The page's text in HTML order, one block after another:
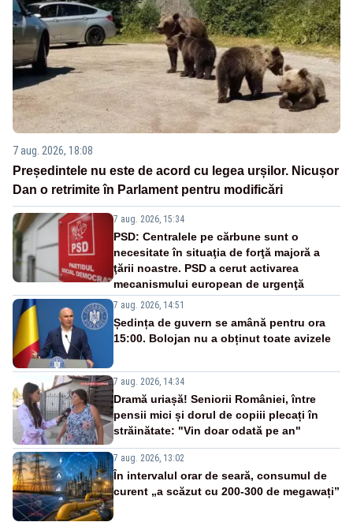
7 aug. 2026, 18:08
Președintele nu este de acord cu legea urșilor. Nicușor
Dan o retrimite în Parlament pentru modificări
7 aug. 2026, 15:34
PSD: Centralele pe cărbune sunt o
necesitate în situaţia de forţă majoră a
ţării noastre. PSD a cerut activarea
mecanismului european de urgenţă
7 aug. 2026, 14:51
Ședința de guvern se amână pentru ora
15:00. Bolojan nu a obținut toate avizele
7 aug. 2026, 14:34
Dramă uriașă! Seniorii României, între
pensii mici și dorul de copiii plecați în
străinătate: "Vin doar odată pe an"
7 aug. 2026, 13:02
În intervalul orar de seară, consumul de
curent „a scăzut cu 200-300 de megawați”